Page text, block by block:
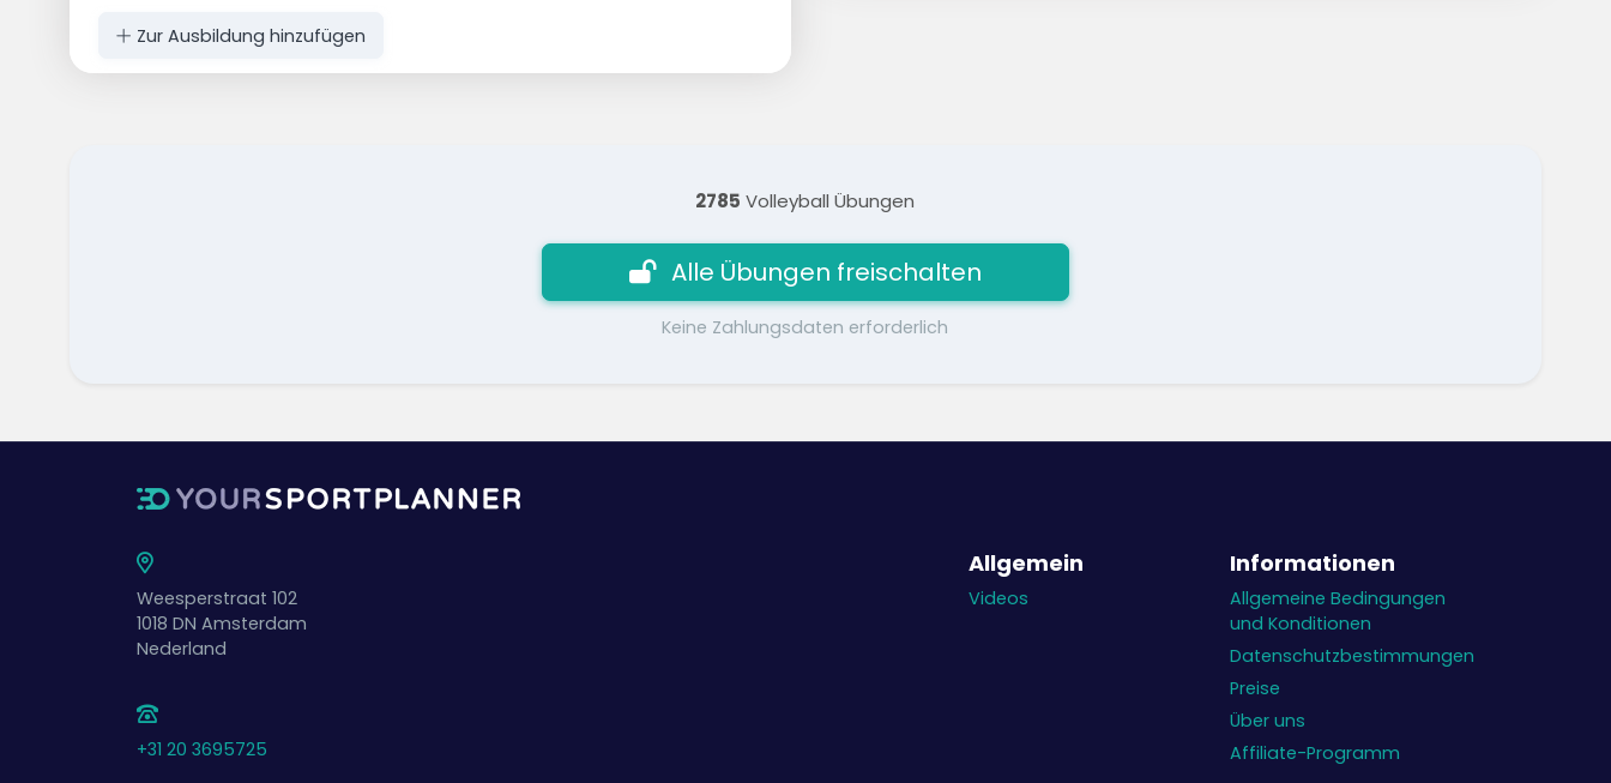
Zur Ausbildung hinzufügen
2785 Volleyball Übungen
Alle Übungen freischalten
Keine Zahlungsdaten erforderlich
Weesperstraat 102
1018 DN Amsterdam
Nederland
+31 20 3695725
Allgemein
Videos
Informationen
Allgemeine Bedingungen
und Konditionen
Datenschutzbestimmungen
Preise
Über uns
Affiliate-Programm